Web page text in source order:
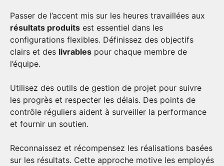
Passer de l’accent mis sur les heures travaillées aux
résultats produits est essentiel dans les
configurations flexibles. Définissez des objectifs
clairs et des livrables pour chaque membre de
l’équipe.
Utilisez des outils de gestion de projet pour suivre
les progrès et respecter les délais. Des points de
contrôle réguliers aident à surveiller la performance
et fournir un soutien.
Reconnaissez et récompensez les réalisations basées
sur les résultats. Cette approche motive les employés